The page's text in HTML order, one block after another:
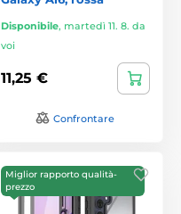
Disponibile, martedì 11. 8. da
voi
11,25 €
Confrontare
Miglior rapporto qualità-
prezzo